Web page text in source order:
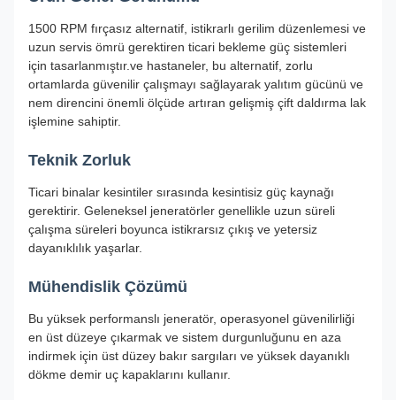
1500 RPM fırçasız alternatif, istikrarlı gerilim düzenlemesi ve
uzun servis ömrü gerektiren ticari bekleme güç sistemleri
için tasarlanmıştır.ve hastaneler, bu alternatif, zorlu
ortamlarda güvenilir çalışmayı sağlayarak yalıtım gücünü ve
nem direncini önemli ölçüde artıran gelişmiş çift daldırma lak
işlemine sahiptir.
Teknik Zorluk
Ticari binalar kesintiler sırasında kesintisiz güç kaynağı
gerektirir. Geleneksel jeneratörler genellikle uzun süreli
çalışma süreleri boyunca istikrarsız çıkış ve yetersiz
dayanıklılık yaşarlar.
Mühendislik Çözümü
Bu yüksek performanslı jeneratör, operasyonel güvenilirliği
en üst düzeye çıkarmak ve sistem durgunluğunu en aza
indirmek için üst düzey bakır sargıları ve yüksek dayanıklı
dökme demir uç kapaklarını kullanır.